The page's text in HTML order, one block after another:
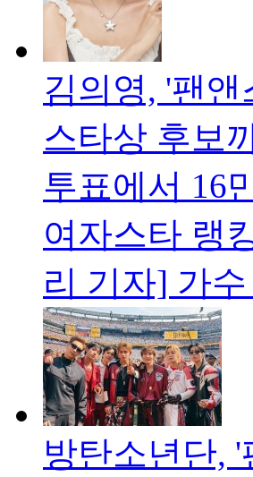
김의영, '팬
스타상 후보
투표에서 16
여자스타 랭
리 기자] 가
방탄소년단,